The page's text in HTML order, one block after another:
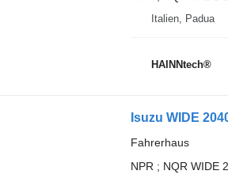
Italien, Padua
HAINNtech®
Fahrerhaus
NPR ; NQR WIDE